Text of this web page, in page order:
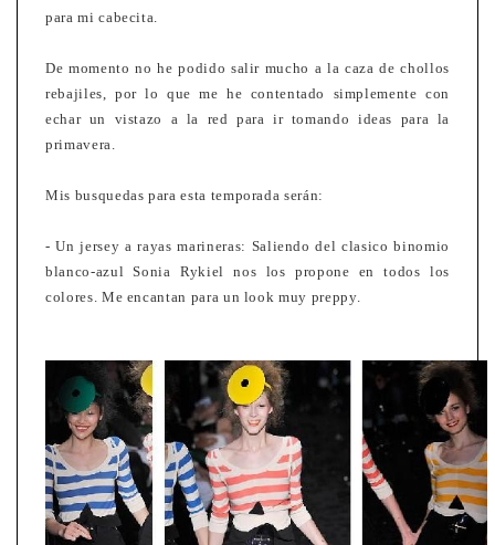
para mi cabecita.
De momento no he podido salir mucho a la caza de chollos
rebajiles, por lo que me he contentado simplemente con
echar un vistazo a la red para ir tomando ideas para la
primavera.
Mis busquedas para esta temporada serán:
- Un jersey a rayas marineras: Saliendo del clasico binomio
blanco-azul Sonia Rykiel nos los propone en todos los
colores. Me encantan para un look muy preppy.